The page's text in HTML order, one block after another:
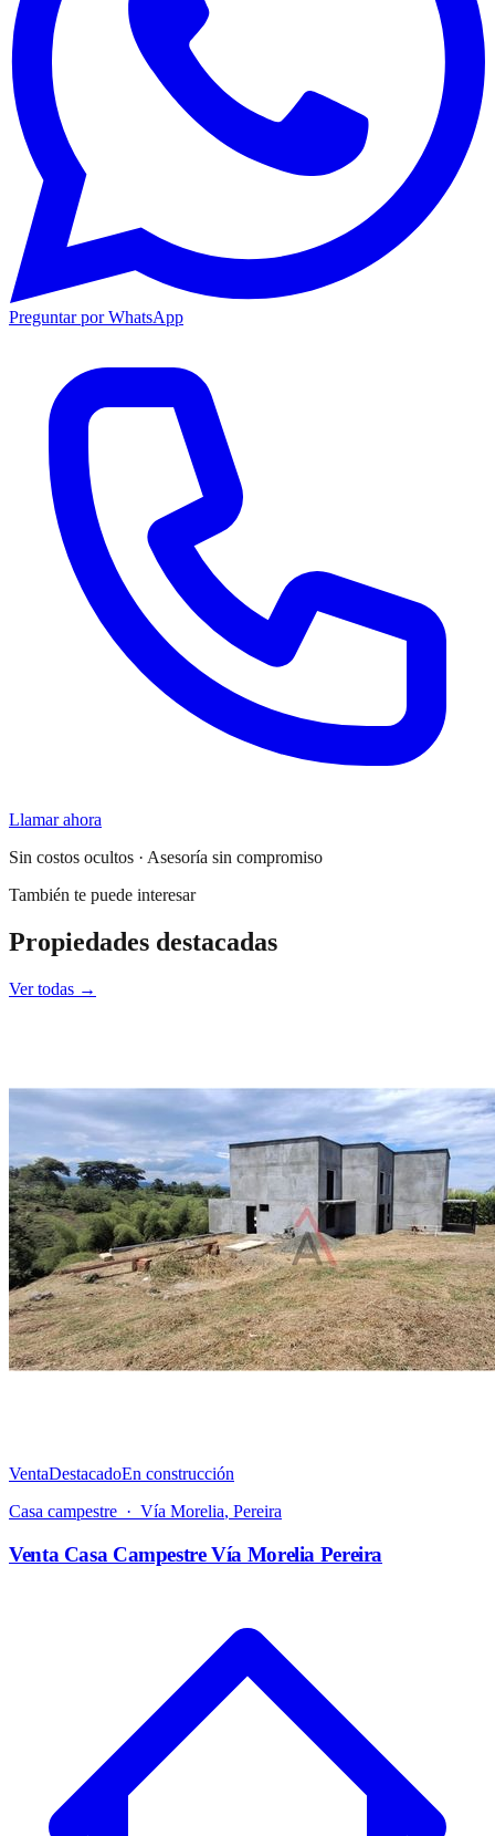
Preguntar por WhatsApp
Llamar ahora
Sin costos ocultos · Asesoría sin compromiso
También te puede interesar
Propiedades destacadas
Ver todas →
VentaDestacadoEn construcción
Casa campestre · Vía Morelia, Pereira
Venta Casa Campestre Vía Morelia Pereira